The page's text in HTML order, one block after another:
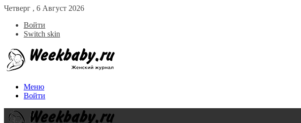
Четверг , 6 Август 2026
Войти
Switch skin
Меню
Войти